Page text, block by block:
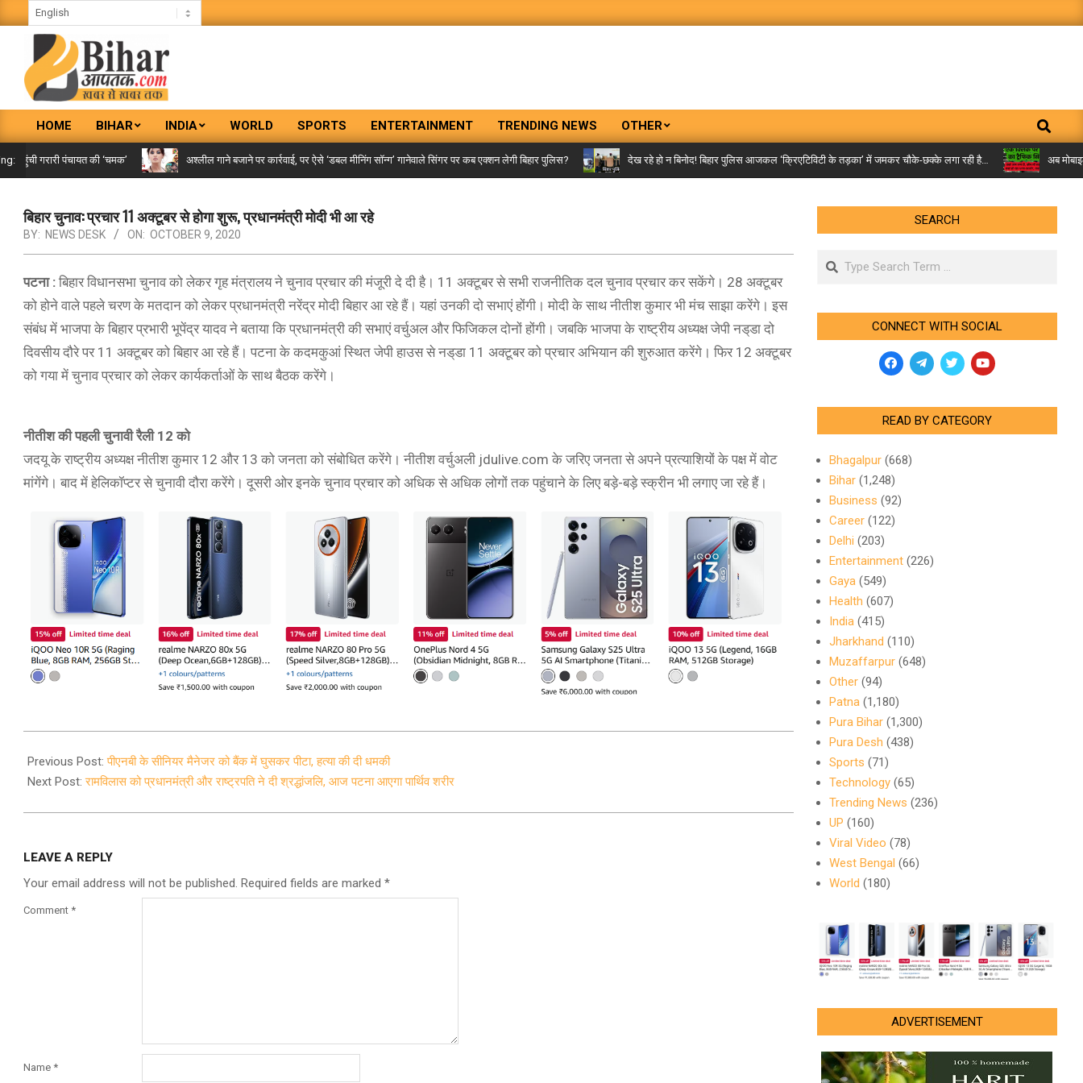
to
BIHAR
AAPTAK
Primary
Navigation
Menu
HOME BIHAR INDIA WORLD SPORTS ENTERTAINMENT TRENDING NEWS OTHER Search
गरारी पंचायत की ‘चमक’ अश्लील गाने बजाने पर कार्रवाई, पर ऐसे ‘डबल मीनिंग सॉन्ग’ गानेवाले सिंगर पर कब एक्शन लेगी बिहार पुलिस? देख रहे हो न बिनोद! बिहार पुलिस आजकल ‘क्रिएटिविटी के तड़का’ में जमकर चौके-छक्के लगा रही है… अब मोबाइल
बिहार चुनाव: प्रचार 11 अक्टूबर से होगा शुरू, प्रधानमंत्री मोदी भी आ रहे
BY: NEWS DESK ON: OCTOBER 9, 2020
पटना : बिहार विधानसभा चुनाव को लेकर गृह मंत्रालय ने चुनाव प्रचार की मंजूरी दे दी है। 11 अक्टूबर से सभी राजनीतिक दल चुनाव प्रचार कर सकेंगे। 28 अक्टूबर
को होने वाले पहले चरण के मतदान को लेकर प्रधानमंत्री नरेंद्र मोदी बिहार आ रहे हैं। यहां उनकी दो सभाएं होंगी। मोदी के साथ नीतीश कुमार भी मंच साझा करेंगे। इस
संबंध में भाजपा के बिहार प्रभारी भूपेंद्र यादव ने बताया कि प्रधानमंत्री की सभाएं वर्चुअल और फिजिकल दोनों होंगी। जबकि भाजपा के राष्ट्रीय अध्यक्ष जेपी नड्‌डा दो
दिवसीय दौरे पर 11 अक्टूबर को बिहार आ रहे हैं। पटना के कदमकुआं स्थित जेपी हाउस से नड्‌डा 11 अक्टूबर को प्रचार अभियान की शुरुआत करेंगे। फिर 12 अक्टूबर
को गया में चुनाव प्रचार को लेकर कार्यकर्ताओं के साथ बैठक करेंगे।
नीतीश की पहली चुनावी रैली 12 को
जदयू के राष्ट्रीय अध्यक्ष नीतीश कुमार 12 और 13 को जनता को संबोधित करेंगे। नीतीश वर्चुअली jdulive.com के जरिए जनता से अपने प्रत्याशियों के पक्ष में वोट
मांगेंगे। बाद में हेलिकॉप्टर से चुनावी दौरा करेंगे। दूसरी ओर इनके चुनाव प्रचार को अधिक से अधिक लोगों तक पहुंचाने के लिए बड़े-बड़े स्क्रीन भी लगाए जा रहे हैं।
10-
09
Previous Post:पीएनबी के सीनियर मैनेजर को बैंक में घुसकर पीटा, हत्या की दी धमकी
Next Post:रामविलास को प्रधानमंत्री और राष्ट्रपति ने दी श्रद्धांजलि, आज पटना आएगा पार्थिव शरीर
LEAVE A REPLY
Your email address will not be published. Required fields are marked *
Comment *
Name *
SEARCH
Search
CONNECT WITH SOCIAL
READ BY CATEGORY
Bhagalpur(668)
Bihar(1,248)
Business (92)
Career(122)
Delhi (203)
Entertainment(226)
Gaya(549)
Health (607)
India(415)
Jharkhand (110)
Muzaffarpur(648)
Other(94)
Patna(1,180)
Pura Bihar(1,300)
Pura Desh (438)
Sports (71)
Technology(65)
Trending News (236)
UP (160)
Viral Video (78)
West Bengal (66)
World (180)
ADVERTISEMENT